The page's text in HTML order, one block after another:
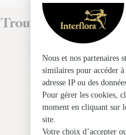
Trouvez un fleuriste